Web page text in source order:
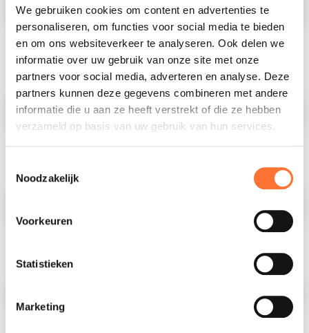
We gebruiken cookies om content en advertenties te
personaliseren, om functies voor social media te bieden
en om ons websiteverkeer te analyseren. Ook delen we
informatie over uw gebruik van onze site met onze
partners voor social media, adverteren en analyse. Deze
partners kunnen deze gegevens combineren met andere
informatie die u aan ze heeft verstrekt of die ze hebben
verzameld op basis van uw gebruik van hun services.
Noodzakelijk
Voorkeuren
Statistieken
Marketing
Email (Required)
Telefoonnummer
Staten
+1
Functie (Required)